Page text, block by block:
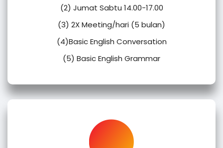
(2) Jumat Sabtu 14.00-17.00
(3) 2X Meeting/hari (5 bulan)
(4)Basic English Conversation
(5) Basic English Grammar